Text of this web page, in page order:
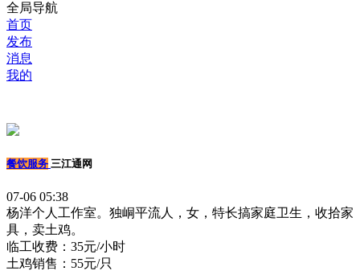
全局导航
首页
发布
消息
我的
餐饮服务 三江通网
07-06 05:38
杨洋个人工作室。独峒平流人，女，特长搞家庭卫生，收拾家
具，卖土鸡。
临工收费：35元/小时
土鸡销售：55元/只